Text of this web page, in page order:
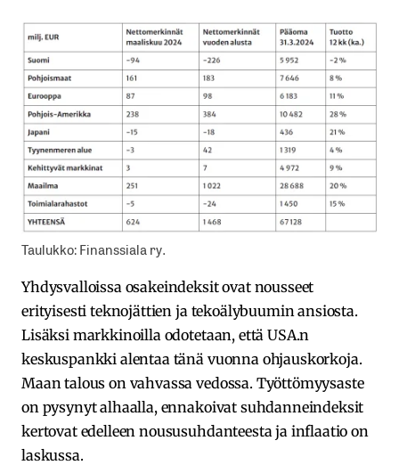
Taulukko: Finanssiala ry.
Yhdysvalloissa osakeindeksit ovat nousseet
erityisesti teknojättien ja tekoälybuumin ansiosta.
Lisäksi markkinoilla odotetaan, että USA.n
keskuspankki alentaa tänä vuonna ohjauskorkoja.
Maan talous on vahvassa vedossa. Työttömyysaste
on pysynyt alhaalla, ennakoivat suhdanneindeksit
kertovat edelleen noususuhdanteesta ja inflaatio on
laskussa.